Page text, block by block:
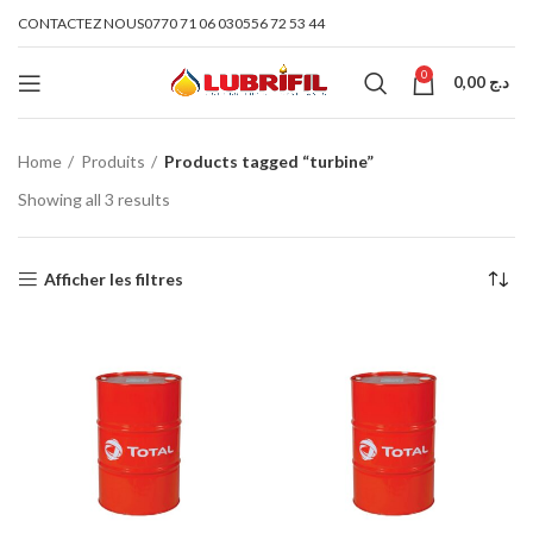
CONTACTEZ NOUS0770 71 06 030556 72 53 44
0 د.ج
Home Produits
Products tagged “turbine”
Showing all 3 results
Afficher les filtres